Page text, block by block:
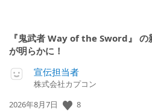
『鬼武者 Way of the Sword』 の
が明らかに！
宣伝担当者
株式会社カプコン
公
2026年8月7日 8